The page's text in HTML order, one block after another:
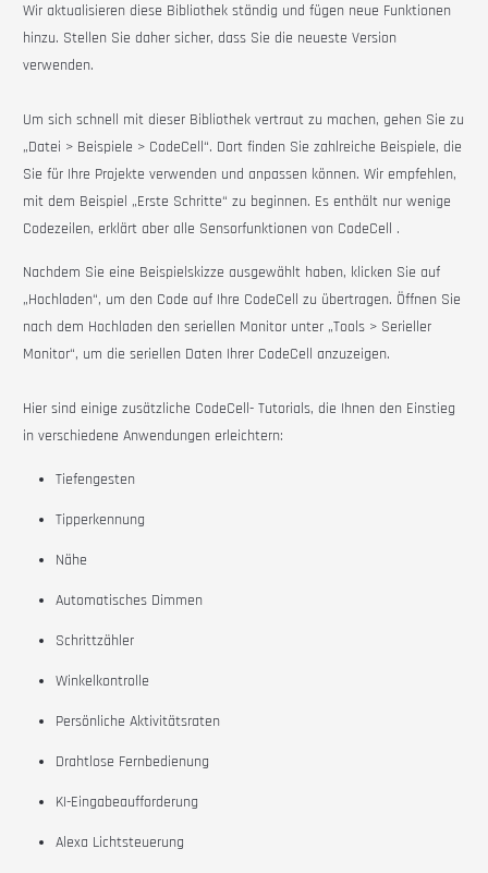
Wir aktualisieren diese Bibliothek ständig und fügen neue Funktionen
hinzu. Stellen Sie daher sicher, dass Sie die neueste Version
verwenden.
Um sich schnell mit dieser Bibliothek vertraut zu machen, gehen Sie zu
„Datei > Beispiele > CodeCell“. Dort finden Sie zahlreiche Beispiele, die
Sie für Ihre Projekte verwenden und anpassen können. Wir empfehlen,
mit dem Beispiel „Erste Schritte“ zu beginnen. Es enthält nur wenige
Codezeilen, erklärt aber alle Sensorfunktionen von CodeCell .
Nachdem Sie eine Beispielskizze ausgewählt haben, klicken Sie auf
„Hochladen“, um den Code auf Ihre CodeCell zu übertragen. Öffnen Sie
nach dem Hochladen den seriellen Monitor unter „Tools > Serieller
Monitor“, um die seriellen Daten Ihrer CodeCell anzuzeigen.
Hier sind einige zusätzliche CodeCell- Tutorials, die Ihnen den Einstieg
in verschiedene Anwendungen erleichtern:
Tiefengesten
Tipperkennung
Nähe
Automatisches Dimmen
Schrittzähler
Winkelkontrolle
Persönliche Aktivitätsraten
Drahtlose Fernbedienung
KI-Eingabeaufforderung
Alexa Lichtsteuerung